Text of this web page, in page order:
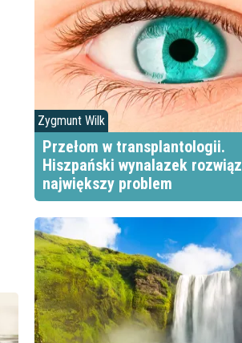
Zygmunt Wilk
Przełom w transplantologii.
Hiszpański wynalazek
największy problem